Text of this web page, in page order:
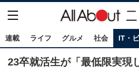
連載 ライフ グルメ 社会 IT・
23卒就活生が「最低限実現